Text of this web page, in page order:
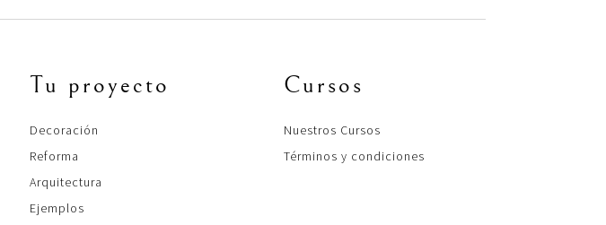
Tu proyecto
Decoración
Reforma
Arquitectura
Ejemplos
Cursos
Nuestros Cursos
Términos y condiciones